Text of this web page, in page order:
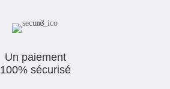
Un paiement
100% sécurisé